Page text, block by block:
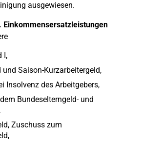
ausgewiesen.
Einkommensersatzleistungen
I,
und Saison-Kurzarbeitergeld,
Insolvenz des Arbeitgebers,
Bundeselterngeld- und
Zuschuss zum